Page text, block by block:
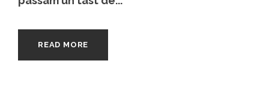
READ MORE